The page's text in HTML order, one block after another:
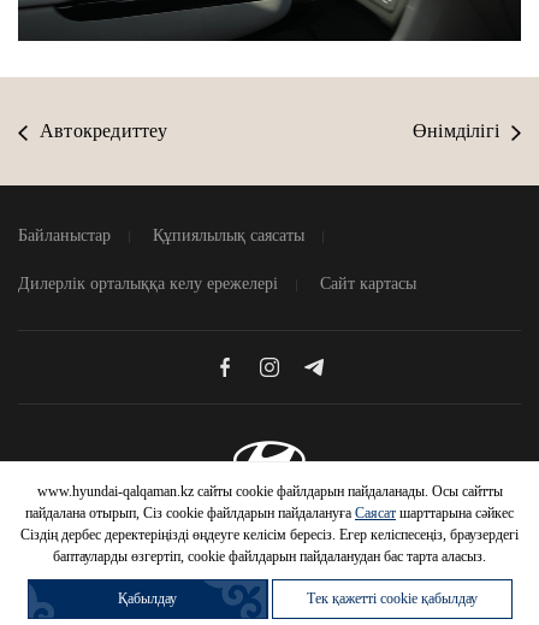
Автокредиттеу Өнімділігі
Байланыстар Құпиялылық саясаты
Дилерлік орталыққа келу ережелері Сайт картасы
© 2026 Hyundai Motor Company
www.hyundai-qalqaman.kz сайты cookie файлдарын пайдаланады. Осы сайтты
пайдалана отырып, Сіз cookie файлдарын пайдалануға Саясат шарттарына сәйкес
Сіздің дербес деректеріңізді өңдеуге келісім бересіз. Егер келіспесеңіз, браузердегі
баптауларды өзгертіп, cookie файлдарын пайдаланудан бас тарта аласыз.
Қабылдау
Тек қажетті cookie қабылдау
Продать
Купить авто с Обменять Купить в кредит
Отдел Отдел
ВЫГОДНЫЕ УСЛОВИЯ
Узнать условия